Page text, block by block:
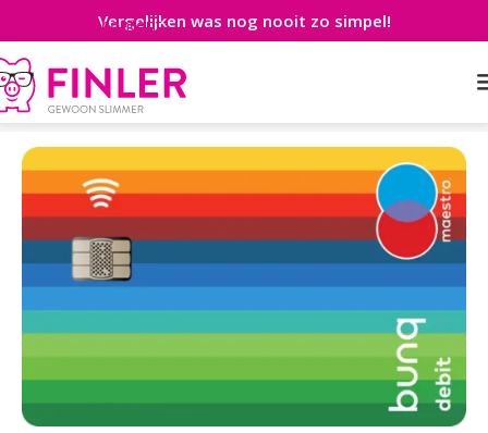
Skip to main contentVergelijken was nog nooit zo simpel!
Home>Betaalrekening